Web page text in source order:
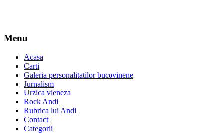
Menu
Acasa
Carti
Galeria personalitatilor bucovinene
Jurnalism
Urzica vieneza
Rock Andi
Rubrica lui Andi
Contact
Categorii